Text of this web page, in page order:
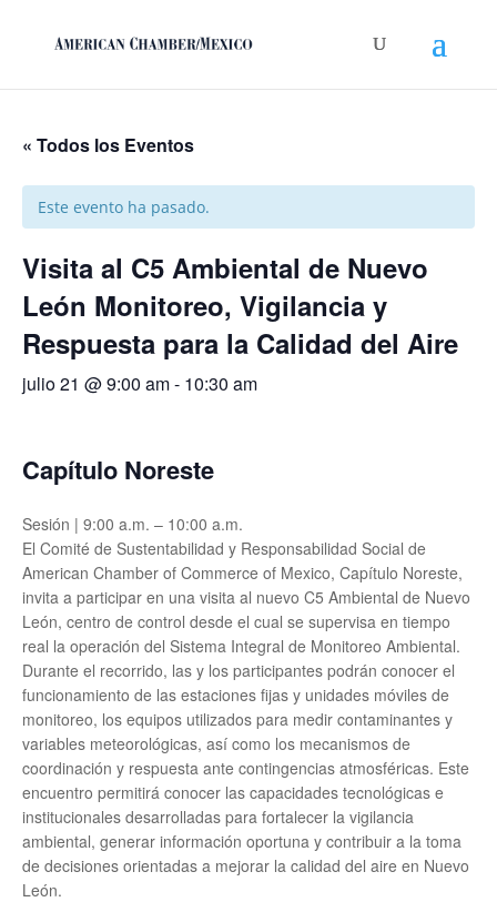
« Todos los Eventos
Este evento ha pasado.
Visita al C5 Ambiental de Nuevo
León Monitoreo, Vigilancia y
Respuesta para la Calidad del Aire
julio 21 @ 9:00 am- 10:30 am
Capítulo Noreste
Sesión | 9:00 a.m. – 10:00 a.m.
El Comité de Sustentabilidad y Responsabilidad Social de
American Chamber of Commerce of Mexico, Capítulo Noreste,
invita a participar en una visita al nuevo C5 Ambiental de Nuevo
León, centro de control desde el cual se supervisa en tiempo
real la operación del Sistema Integral de Monitoreo Ambiental.
Durante el recorrido, las y los participantes podrán conocer el
funcionamiento de las estaciones fijas y unidades móviles de
monitoreo, los equipos utilizados para medir contaminantes y
variables meteorológicas, así como los mecanismos de
coordinación y respuesta ante contingencias atmosféricas. Este
encuentro permitirá conocer las capacidades tecnológicas e
institucionales desarrolladas para fortalecer la vigilancia
ambiental, generar información oportuna y contribuir a la toma
de decisiones orientadas a mejorar la calidad del aire en Nuevo
León.